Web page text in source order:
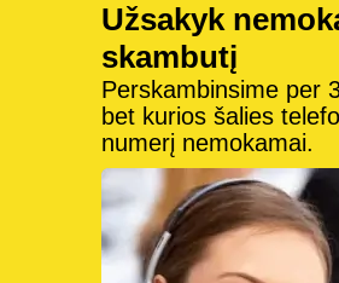
Užsakyk
skambutį
Perskambinsime per
bet kurios šalies
numerį nemokamai.